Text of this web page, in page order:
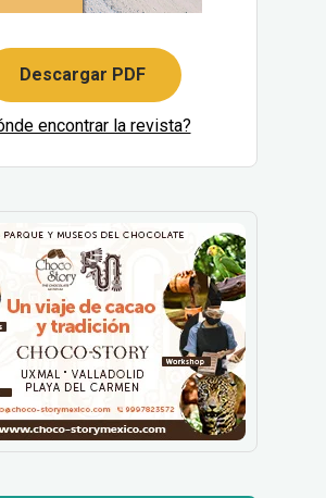
Descargar PDF
encontrar la revista?